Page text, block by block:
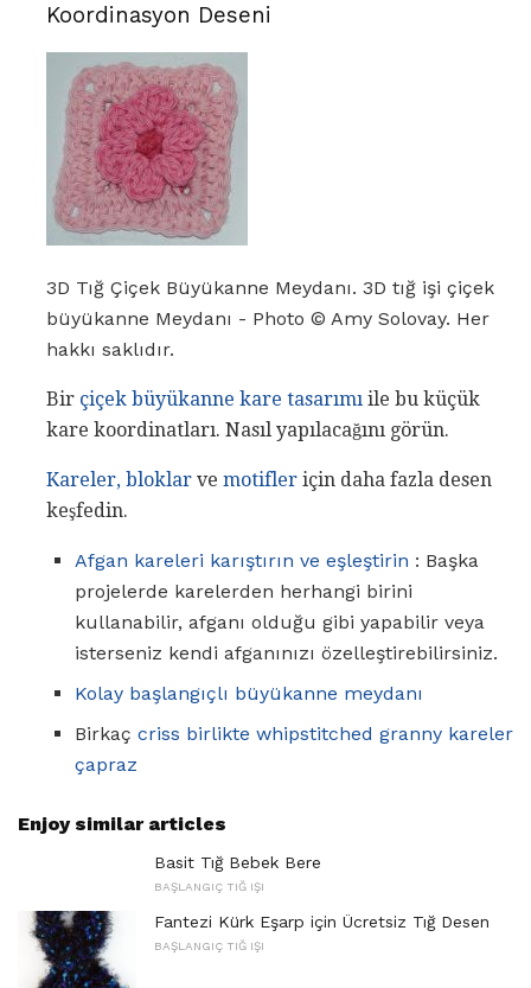
Koordinasyon Deseni
3D Tığ Çiçek Büyükanne Meydanı. 3D tığ işi çiçek
büyükanne Meydanı - Photo © Amy Solovay. Her
hakkı saklıdır.
Bir çiçek büyükanne kare tasarımı ile bu küçük
kare koordinatları. Nasıl yapılacağını görün.
Kareler, bloklar ve motifler için daha fazla desen
keşfedin.
Afgan kareleri karıştırın ve eşleştirin : Başka
projelerde karelerden herhangi birini
kullanabilir, afganı olduğu gibi yapabilir veya
isterseniz kendi afganınızı özelleştirebilirsiniz.
Kolay başlangıçlı büyükanne meydanı
Birkaç criss birlikte whipstitched granny kareler
çapraz
Enjoy similar articles
Basit Tığ Bebek Bere
BAŞLANGIÇ ​​TIĞ IŞI
Fantezi Kürk Eşarp için Ücretsiz Tığ Desen
BAŞLANGIÇ ​​TIĞ IŞI